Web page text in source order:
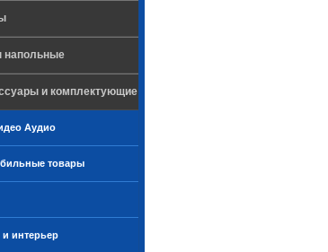
напольные
и комплектующие
Аудио
товары
интерьер